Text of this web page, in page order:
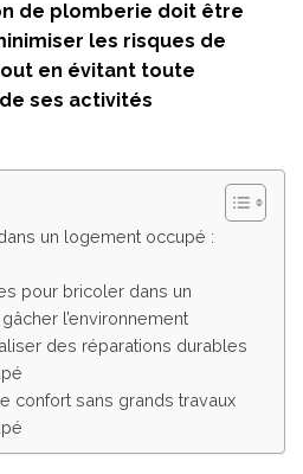
de plomberie doit être
les risques de
en évitant toute
ses activités
un logement occupé :
pour bricoler dans un
l’environnement
des réparations durables
confort sans grands travaux